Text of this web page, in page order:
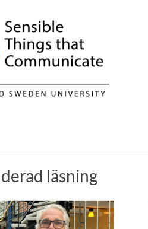
läsning